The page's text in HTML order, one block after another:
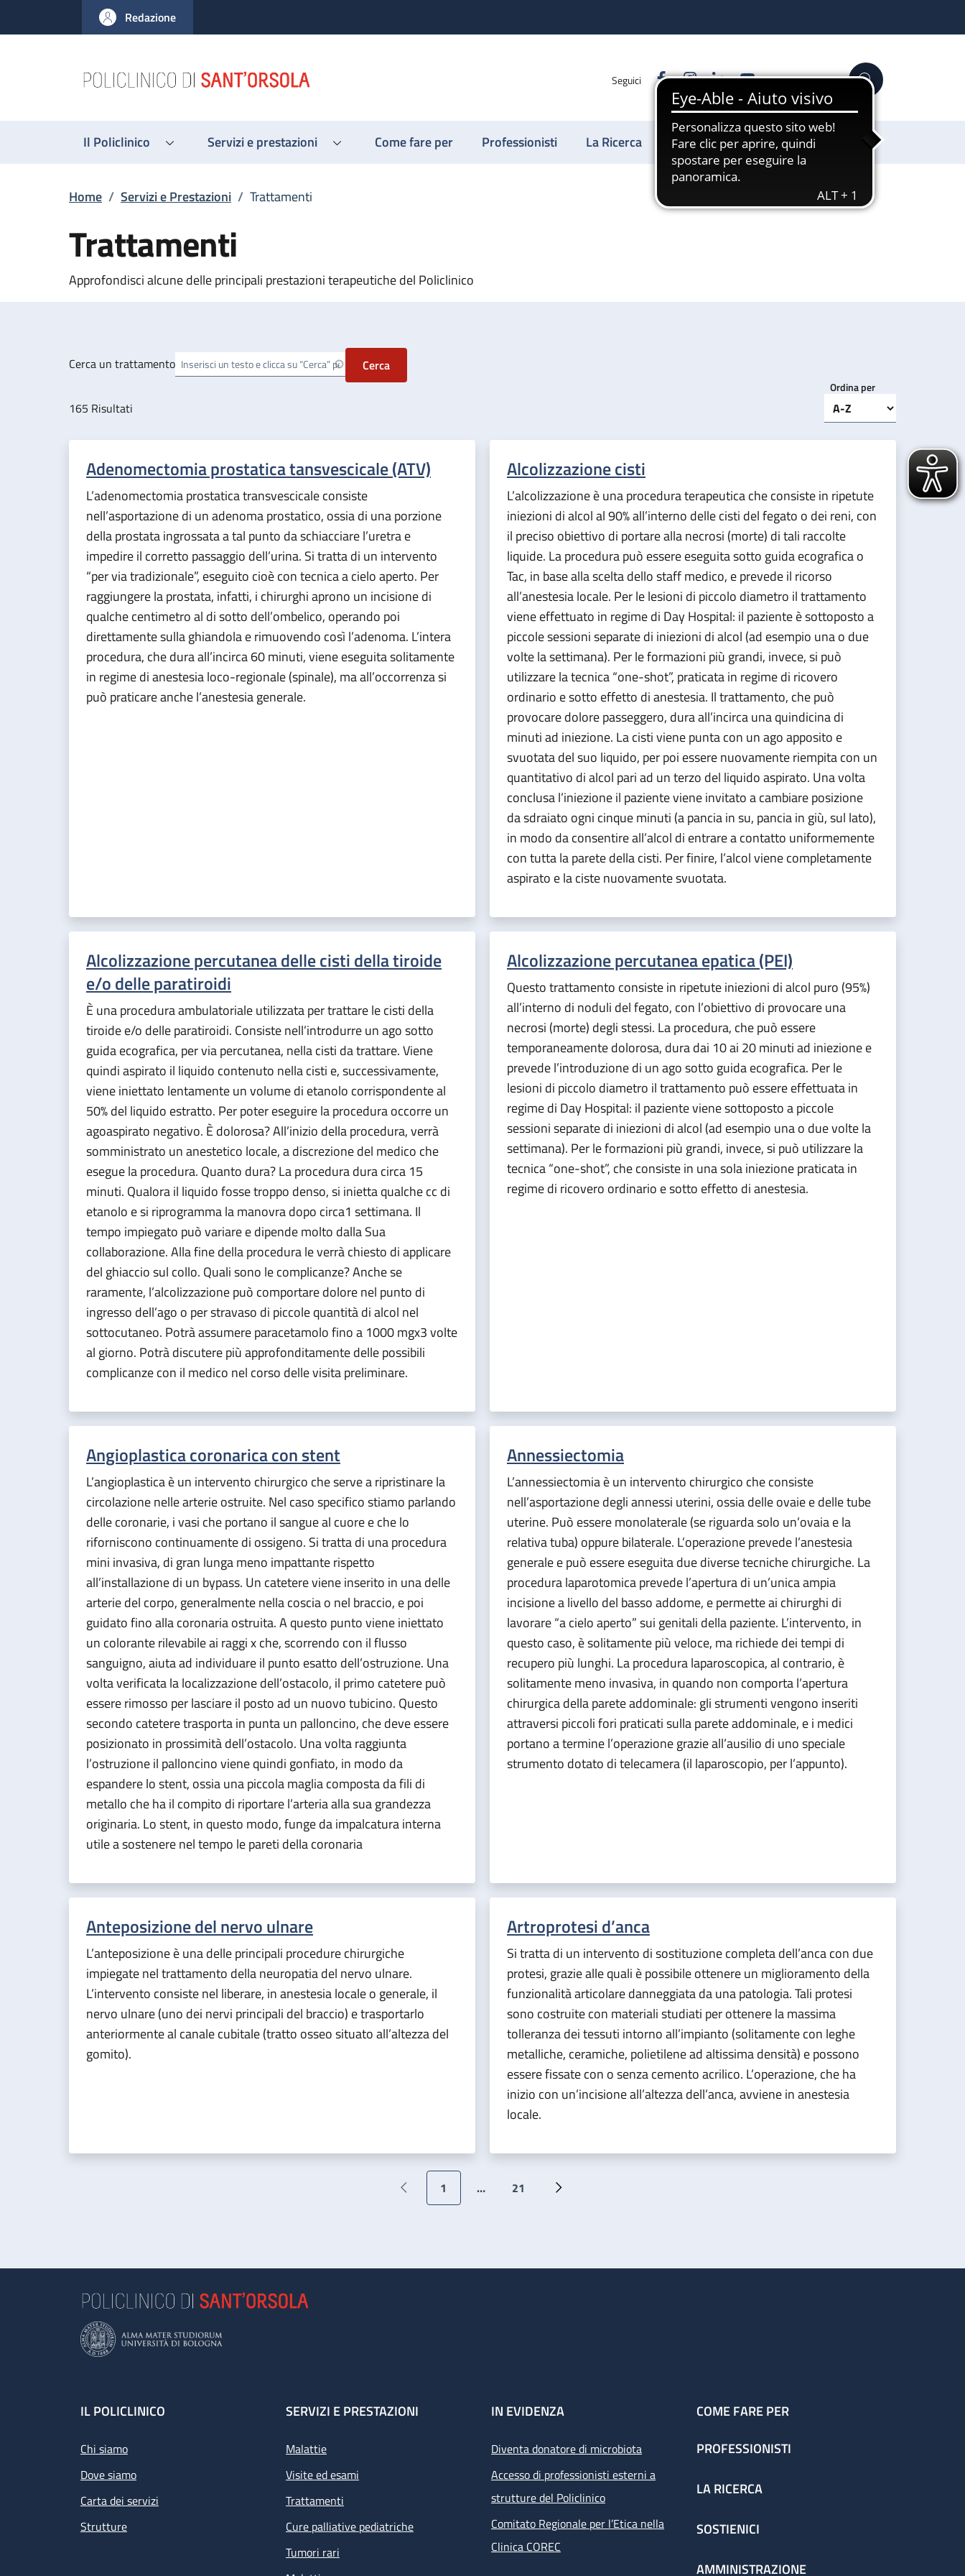
al contenuto principale
to footer content
Redazione
Seguici FacebookInstagram
LinkedinYouTube Cerca
Il Policlinico Servizi e prestazioni Come fare per Professionisti La Ricerca Sostienici
Briciole di pane
Home / Servizi e Prestazioni / Trattamenti
Trattamenti
Approfondisci alcune delle principali prestazioni terapeutiche del Policlinico
Cerca un trattamento
Ordina per
165 Risultati
Adenomectomia prostatica tansvescicale (ATV)
L’adenomectomia prostatica transvescicale consiste
nell’asportazione di un adenoma prostatico, ossia di una porzione
della prostata ingrossata a tal punto da schiacciare l’uretra e
impedire il corretto passaggio dell’urina. Si tratta di un intervento
“per via tradizionale”, eseguito cioè con tecnica a cielo aperto. Per
raggiungere la prostata, infatti, i chirurghi aprono un incisione di
qualche centimetro al di sotto dell’ombelico, operando poi
direttamente sulla ghiandola e rimuovendo così l’adenoma. L’intera
procedura, che dura all’incirca 60 minuti, viene eseguita solitamente
in regime di anestesia loco-regionale (spinale), ma all’occorrenza si
può praticare anche l’anestesia generale.
Alcolizzazione cisti
L’alcolizzazione è una procedura terapeutica che consiste in ripetute
iniezioni di alcol al 90% all’interno delle cisti del fegato o dei reni, con
il preciso obiettivo di portare alla necrosi (morte) di tali raccolte
liquide. La procedura può essere eseguita sotto guida ecografica o
Tac, in base alla scelta dello staff medico, e prevede il ricorso
all’anestesia locale. Per le lesioni di piccolo diametro il trattamento
viene effettuato in regime di Day Hospital: il paziente è sottoposto a
piccole sessioni separate di iniezioni di alcol (ad esempio una o due
volte la settimana). Per le formazioni più grandi, invece, si può
utilizzare la tecnica “one-shot”, praticata in regime di ricovero
ordinario e sotto effetto di anestesia. Il trattamento, che può
provocare dolore passeggero, dura all’incirca una quindicina di
minuti ad iniezione. La cisti viene punta con un ago apposito e
svuotata del suo liquido, per poi essere nuovamente riempita con un
quantitativo di alcol pari ad un terzo del liquido aspirato. Una volta
conclusa l’iniezione il paziente viene invitato a cambiare posizione
da sdraiato ogni cinque minuti (a pancia in su, pancia in giù, sul lato),
in modo da consentire all’alcol di entrare a contatto uniformemente
con tutta la parete della cisti. Per finire, l’alcol viene completamente
aspirato e la ciste nuovamente svuotata.
Alcolizzazione percutanea delle cisti della tiroide
e/o delle paratiroidi
È una procedura ambulatoriale utilizzata per trattare le cisti della
tiroide e/o delle paratiroidi. Consiste nell’introdurre un ago sotto
guida ecografica, per via percutanea, nella cisti da trattare. Viene
quindi aspirato il liquido contenuto nella cisti e, successivamente,
viene iniettato lentamente un volume di etanolo corrispondente al
50% del liquido estratto. Per poter eseguire la procedura occorre un
agoaspirato negativo. È dolorosa? All’inizio della procedura, verrà
somministrato un anestetico locale, a discrezione del medico che
esegue la procedura. Quanto dura? La procedura dura circa 15
minuti. Qualora il liquido fosse troppo denso, si inietta qualche cc di
etanolo e si riprogramma la manovra dopo circa1 settimana. Il
tempo impiegato può variare e dipende molto dalla Sua
collaborazione. Alla fine della procedura le verrà chiesto di applicare
del ghiaccio sul collo. Quali sono le complicanze? Anche se
raramente, l’alcolizzazione può comportare dolore nel punto di
ingresso dell’ago o per stravaso di piccole quantità di alcol nel
sottocutaneo. Potrà assumere paracetamolo fino a 1000 mgx3 volte
al giorno. Potrà discutere più approfonditamente delle possibili
complicanze con il medico nel corso delle visita preliminare.
Alcolizzazione percutanea epatica (PEI)
Questo trattamento consiste in ripetute iniezioni di alcol puro (95%)
all’interno di noduli del fegato, con l’obiettivo di provocare una
necrosi (morte) degli stessi. La procedura, che può essere
temporaneamente dolorosa, dura dai 10 ai 20 minuti ad iniezione e
prevede l’introduzione di un ago sotto guida ecografica. Per le
lesioni di piccolo diametro il trattamento può essere effettuata in
regime di Day Hospital: il paziente viene sottoposto a piccole
sessioni separate di iniezioni di alcol (ad esempio una o due volte la
settimana). Per le formazioni più grandi, invece, si può utilizzare la
tecnica “one-shot”, che consiste in una sola iniezione praticata in
regime di ricovero ordinario e sotto effetto di anestesia.
Angioplastica coronarica con stent
L’angioplastica è un intervento chirurgico che serve a ripristinare la
circolazione nelle arterie ostruite. Nel caso specifico stiamo parlando
delle coronarie, i vasi che portano il sangue al cuore e che lo
riforniscono continuamente di ossigeno. Si tratta di una procedura
mini invasiva, di gran lunga meno impattante rispetto
all’installazione di un bypass. Un catetere viene inserito in una delle
arterie del corpo, generalmente nella coscia o nel braccio, e poi
guidato fino alla coronaria ostruita. A questo punto viene iniettato
un colorante rilevabile ai raggi x che, scorrendo con il flusso
sanguigno, aiuta ad individuare il punto esatto dell’ostruzione. Una
volta verificata la localizzazione dell’ostacolo, il primo catetere può
essere rimosso per lasciare il posto ad un nuovo tubicino. Questo
secondo catetere trasporta in punta un palloncino, che deve essere
posizionato in prossimità dell’ostacolo. Una volta raggiunta
l’ostruzione il palloncino viene quindi gonfiato, in modo da
espandere lo stent, ossia una piccola maglia composta da fili di
metallo che ha il compito di riportare l’arteria alla sua grandezza
originaria. Lo stent, in questo modo, funge da impalcatura interna
utile a sostenere nel tempo le pareti della coronaria
Annessiectomia
L’annessiectomia è un intervento chirurgico che consiste
nell’asportazione degli annessi uterini, ossia delle ovaie e delle tube
uterine. Può essere monolaterale (se riguarda solo un’ovaia e la
relativa tuba) oppure bilaterale. L’operazione prevede l’anestesia
generale e può essere eseguita due diverse tecniche chirurgiche. La
procedura laparotomica prevede l’apertura di un’unica ampia
incisione a livello del basso addome, e permette ai chirurghi di
lavorare “a cielo aperto” sui genitali della paziente. L’intervento, in
questo caso, è solitamente più veloce, ma richiede dei tempi di
recupero più lunghi. La procedura laparoscopica, al contrario, è
solitamente meno invasiva, in quando non comporta l’apertura
chirurgica della parete addominale: gli strumenti vengono inseriti
attraversi piccoli fori praticati sulla parete addominale, e i medici
portano a termine l’operazione grazie all’ausilio di uno speciale
strumento dotato di telecamera (il laparoscopio, per l’appunto).
Anteposizione del nervo ulnare
L’anteposizione è una delle principali procedure chirurgiche
impiegate nel trattamento della neuropatia del nervo ulnare.
L’intervento consiste nel liberare, in anestesia locale o generale, il
nervo ulnare (uno dei nervi principali del braccio) e trasportarlo
anteriormente al canale cubitale (tratto osseo situato all’altezza del
gomito).
Artroprotesi d’anca
Si tratta di un intervento di sostituzione completa dell’anca con due
protesi, grazie alle quali è possibile ottenere un miglioramento della
funzionalità articolare danneggiata da una patologia. Tali protesi
sono costruite con materiali studiati per ottenere la massima
tolleranza dei tessuti intorno all’impianto (solitamente con leghe
metalliche, ceramiche, polietilene ad altissima densità) e possono
essere fissate con o senza cemento acrilico. L’operazione, che ha
inizio con un’incisione all’altezza dell’anca, avviene in anestesia
locale.
Paginazione
Pagina precedente
Pagina attuale
1 …
Ultima pagina
21
Pagina successiva
Footer
IL POLICLINICO
Chi siamo
Dove siamo
Carta dei servizi
Strutture
SERVIZI E PRESTAZIONI
Malattie
Visite ed esami
Trattamenti
Cure palliative pediatriche
Tumori rari
IN EVIDENZA
Diventa donatore di microbiota
Accesso di professionisti esterni a
strutture del Policlinico
Comitato Regionale per l’Etica nella
Clinica COREC
COME FARE PER
PROFESSIONISTI
LA RICERCA
SOSTIENICI
AMMINISTRAZIONE